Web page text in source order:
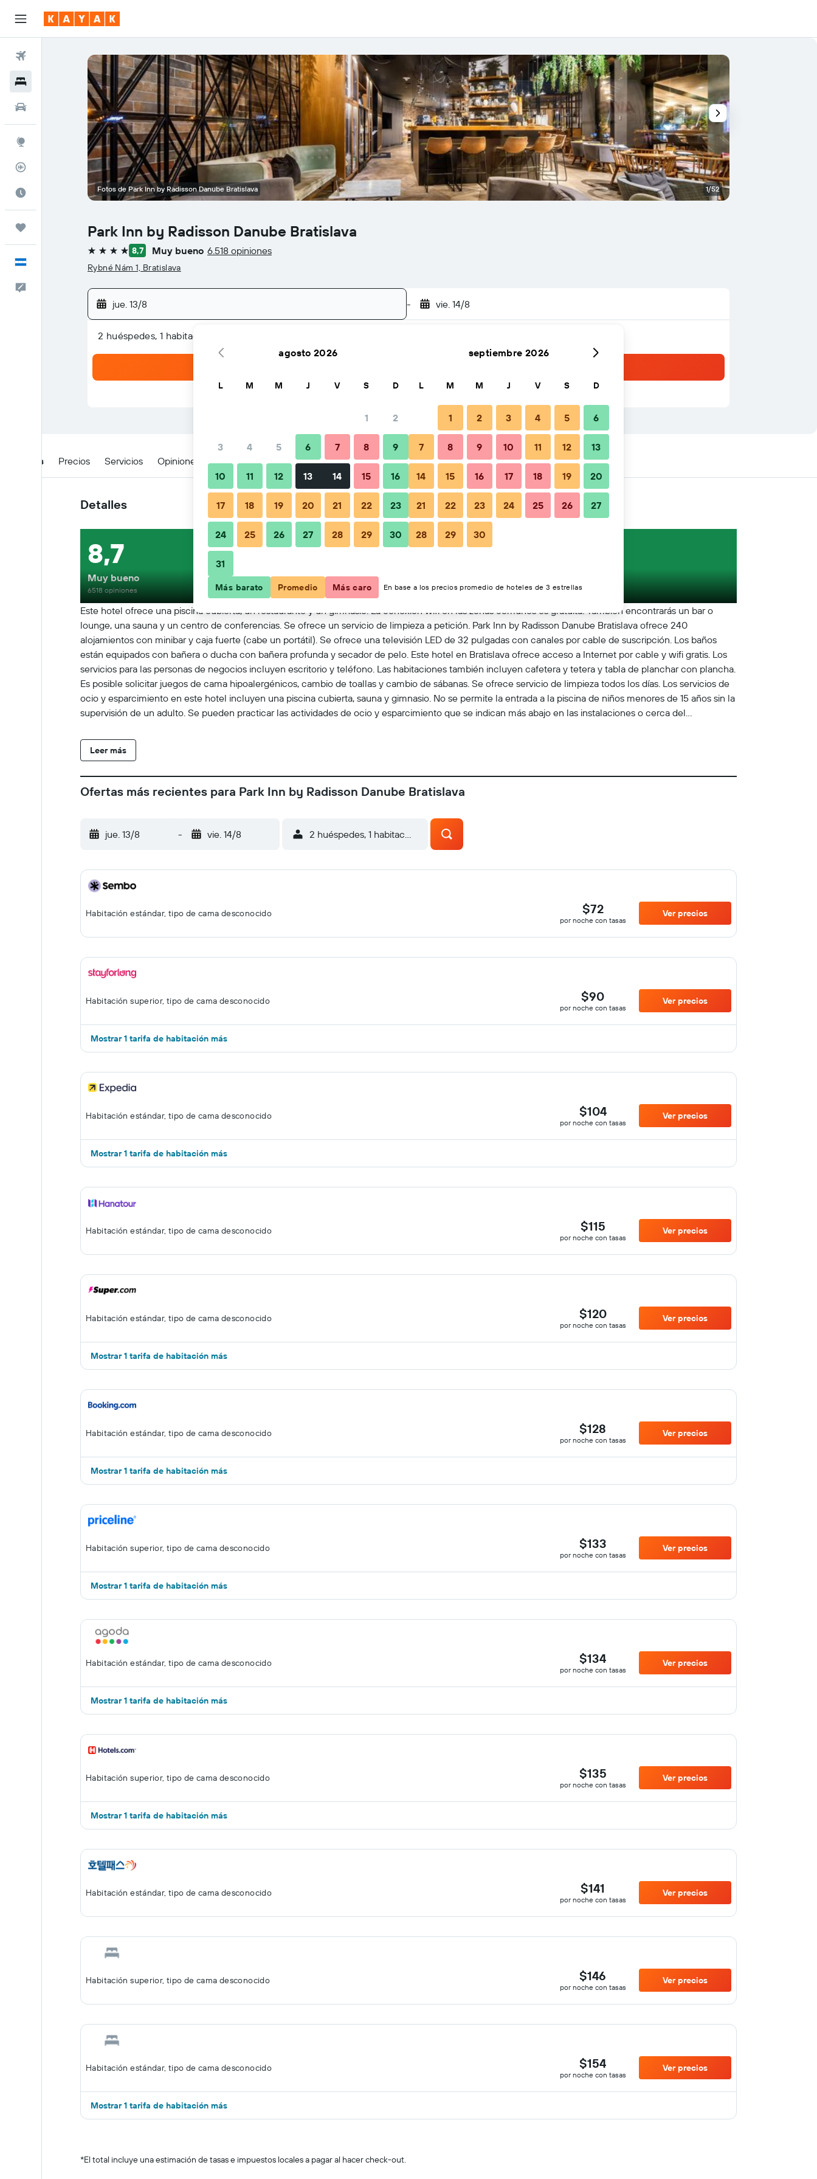
Comentarios
Park Inn by Radisson Danube Bratislava
4 estrellas8,7 Muy bueno 6.518 opiniones
Rybné Nám 1, Bratislava
jue. 13/8 - vie. 14/8
2 huéspedes, 1 habitación
Fotos de Park Inn by Radisson Danube Bratislava 1/52
Detalles Precios Servicios Opiniones Ubicación Consejos y preguntas frecuentes Alojamientos cercanos
Detalles
Este hotel ofrece una piscina cubierta, un restaurante y un gimnasio. La conexión wifi en las zonas comunes es gratuita. También encontrarás un bar o
lounge, una sauna y un centro de conferencias. Se ofrece un servicio de limpieza a petición. Park Inn by Radisson Danube Bratislava ofrece 240
alojamientos con minibar y caja fuerte (cabe un portátil). Se ofrece una televisión LED de 32 pulgadas con canales por cable de suscripción. Los baños
están equipados con bañera o ducha con bañera profunda y secador de pelo. Este hotel en Bratislava ofrece acceso a Internet por cable y wifi gratis. Los
servicios para las personas de negocios incluyen escritorio y teléfono. Las habitaciones también incluyen cafetera y tetera y tabla de planchar con plancha.
Es posible solicitar juegos de cama hipoalergénicos, cambio de toallas y cambio de sábanas. Se ofrece servicio de limpieza todos los días. Los servicios de
ocio y esparcimiento en este hotel incluyen una piscina cubierta, sauna y gimnasio. No se permite la entrada a la piscina de niños menores de 15 años sin la
supervisión de un adulto. Se pueden practicar las actividades de ocio y esparcimiento que se indican más abajo en las instalaciones o cerca del
Leer más
8,7
Muy bueno
6518 opiniones
Ofertas más recientes para Park Inn by Radisson Danube Bratislava
jue. 13/8 - vie. 14/8 2 huéspedes, 1 habitación
Habitación estándar, tipo de cama desconocido $72
por noche con tasas
Ver precios
Habitación superior, tipo de cama desconocido $90
por noche con tasas
Ver precios
Mostrar 1 tarifa de habitación más
Habitación estándar, tipo de cama desconocido $104
por noche con tasas
Ver precios
Mostrar 1 tarifa de habitación más
Habitación estándar, tipo de cama desconocido $115
por noche con tasas
Ver precios
Habitación estándar, tipo de cama desconocido $120
por noche con tasas
Ver precios
Mostrar 1 tarifa de habitación más
Habitación estándar, tipo de cama desconocido $128
por noche con tasas
Ver precios
Mostrar 1 tarifa de habitación más
Habitación superior, tipo de cama desconocido $133
por noche con tasas
Ver precios
Mostrar 1 tarifa de habitación más
Habitación estándar, tipo de cama desconocido $134
por noche con tasas
Ver precios
Mostrar 1 tarifa de habitación más
Habitación superior, tipo de cama desconocido $135
por noche con tasas
Ver precios
Mostrar 1 tarifa de habitación más
Habitación estándar, tipo de cama desconocido $141
por noche con tasas
Ver precios
Habitación superior, tipo de cama desconocido $146
por noche con tasas
Ver precios
Habitación estándar, tipo de cama desconocido $154
por noche con tasas
Ver precios
Mostrar 1 tarifa de habitación más
*El total incluye una estimación de tasas e impuestos locales a pagar al hacer check-out.
agosto 2026
L M M J V S D
1 2
3 4 5 6 7 8 9
10 11 12 13 14 15 16
17 18 19 20 21 22 23
24 25 26 27 28 29 30
31
septiembre 2026
L M M J V S D
1 2 3 4 5 6
7 8 9 10 11 12 13
14 15 16 17 18 19 20
21 22 23 24 25 26 27
28 29 30
Más barato Promedio Más caro En base a los precios promedio de hoteles de 3 estrellas